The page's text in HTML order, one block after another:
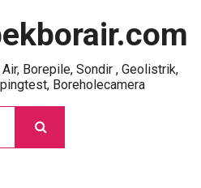
Borepile, Sondir , Geolistrik,
Boreholecamera